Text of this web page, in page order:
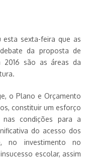
esta sexta-feira que as
da proposta de
2016 são as áreas da
o Plano e Orçamento
constituir um esforço
condições para a
do acesso dos
no investimento no
escolar, assim